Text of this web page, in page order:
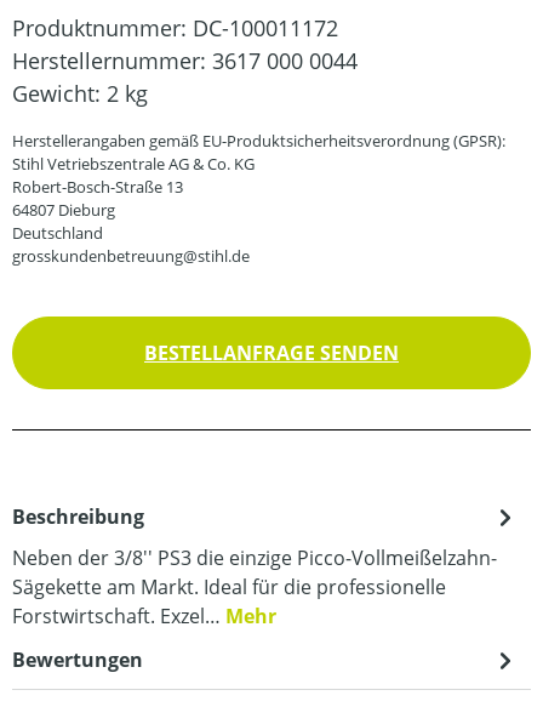
Produktnummer: DC-100011172
Herstellernummer: 3617 000 0044
Gewicht: 2 kg
Herstellerangaben gemäß EU-Produktsicherheitsverordnung (GPSR):
Stihl Vetriebszentrale AG & Co. KG
Robert-Bosch-Straße 13
64807 Dieburg
Deutschland
grosskundenbetreuung@stihl.de
BESTELLANFRAGE SENDEN
Beschreibung
Neben der 3/8'' PS3 die einzige Picco-Vollmeißelzahn-
Sägekette am Markt. Ideal für die professionelle
Forstwirtschaft. Exzel… Mehr
Bewertungen